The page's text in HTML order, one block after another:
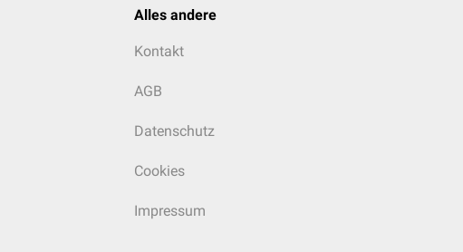
Alles andere
Kontakt
AGB
Datenschutz
Cookies
Impressum